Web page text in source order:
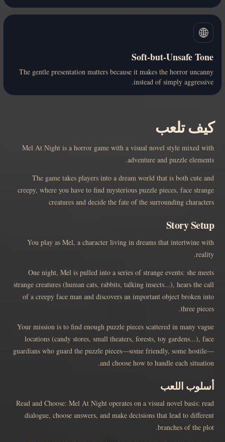
🌐
Soft-but-Unsafe Tone
The gentle presentation matters because it makes the horror uncanny
instead of simply aggressive.
كيف تلعب
Mel At Night is a horror game with a visual novel style mixed with
adventure and puzzle elements.
The game takes players into a dream world that is both cute and
creepy, where you have to find mysterious puzzle pieces, face strange
creatures and decide the fate of the surrounding characters
Story Setup
You play as Mel, a character living in dreams that intertwine with
reality.
One night, Mel is pulled into a series of strange events: she meets
strange creatures (human cats, rabbits, talking insects...), hears the call
of a creepy face man and discovers an important object broken into
three pieces.
Your mission is to find enough puzzle pieces scattered in many vague
locations (candy stores, small theaters, forests, toy gardens...), face
guardians who guard the puzzle pieces—some friendly, some hostile—
and choose how to handle each situation.
أسلوب اللعب
Read and Choose: Mel At Night operates on a visual novel basis: read
dialogue, choose answers, and make decisions that lead to different
branches of the plot.